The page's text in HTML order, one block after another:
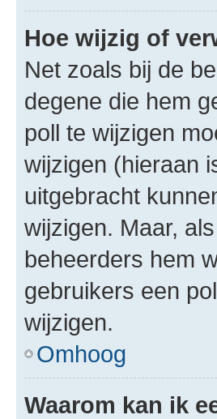
Hoe wijzig of
Net zoals bij de
degene die hem
poll te wijzigen
wijzigen (hieraan
uitgebracht
wijzigen. Maar,
beheerders hem
gebruikers een
wijzigen.
Omhoog
Waarom kan ik